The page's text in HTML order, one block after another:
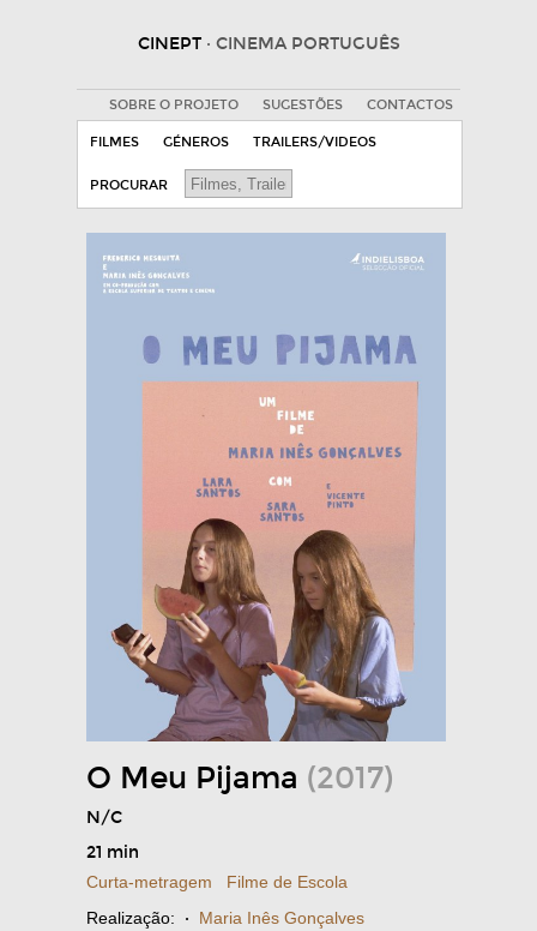
CINEPT · CINEMA PORTUGUÊS
SOBRE O PROJETO SUGESTÕES CONTACTOS
FILMES GÉNEROS TRAILERS/VIDEOS
PROCURAR
O Meu Pijama (2017)
N/C
21 min
Curta-metragem
Filme de Escola
Realização: · Maria Inês Gonçalves